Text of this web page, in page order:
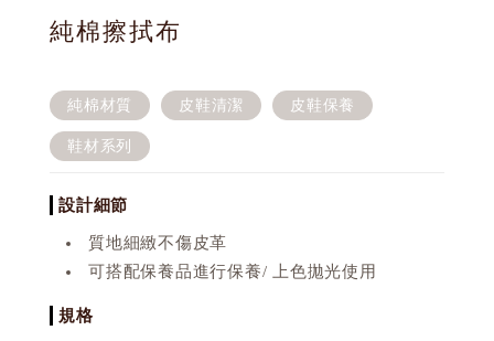
純棉擦拭布
純棉材質 皮鞋清潔 皮鞋保養
鞋材系列
設計細節
質地細緻不傷皮革
可搭配保養品進行保養/ 上色拋光使用
規格